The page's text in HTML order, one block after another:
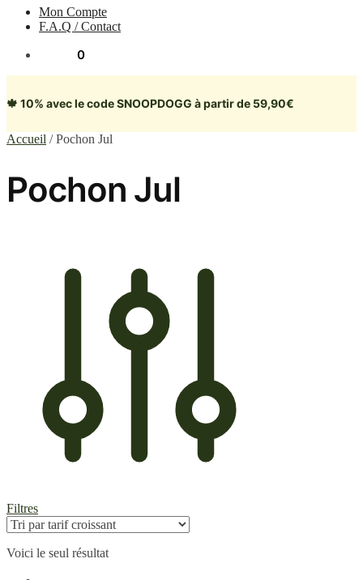
Mon Compte
F.A.Q / Contact
0
🍁 10% avec le code SNOOPDOGG à partir de 59,90€
Accueil /Pochon Jul
Pochon Jul
Filtres
Voici le seul résultat